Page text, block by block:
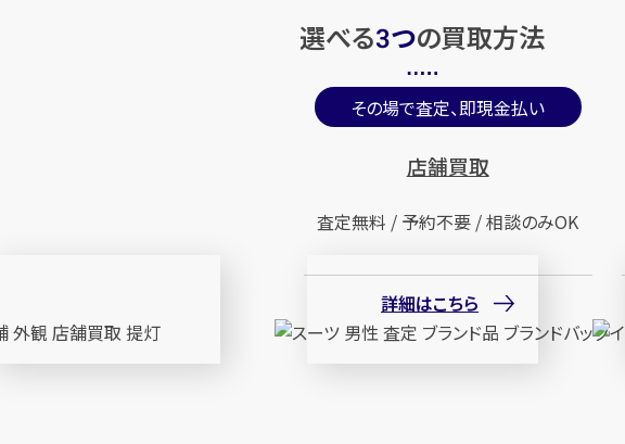
選べる3つの買取方法
その場で査定、即現金払い
店舗買取
査定無料 / 予約不要 / 相談のみOK
詳細はこちら